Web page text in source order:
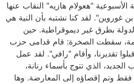
"هعولام هازيه" النقاب عنها
غوروين". لقد كنا نشتبه بأن النية هي
بطرق غير ديموقراطية. حين
سقطت الصخرة: قام قدامى حزب
تقديرنا، وأقام "رافي". لقد عمل
الذي تتوج بأسماء رنانة،
وتم إقصاؤه إلى المعارضة. وها